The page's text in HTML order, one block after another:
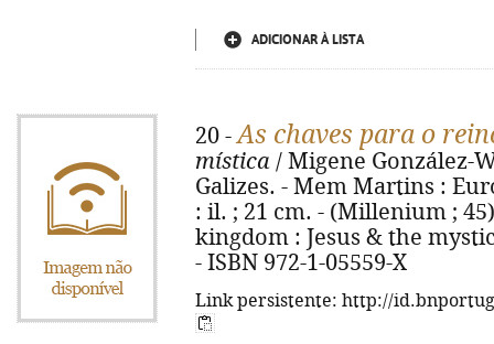
ADICIONAR À LISTA
20 -As chaves para o
mística / Migene González-
Galizes. - Mem Martins :
: il. ; 21 cm. - (Millenium ;
kingdom : Jesus & the
- ISBN 972-1-05559-X
Link persistente: http://